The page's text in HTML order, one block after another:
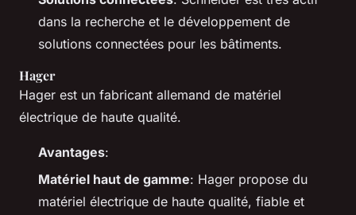
dans la recherche et le développement de
solutions connectées pour les bâtiments.
Hager
Hager est un fabricant allemand de matériel
électrique de haute qualité.
Avantages:
Matériel haut de gamme: Hager propose du
matériel électrique de haute qualité, fiable et